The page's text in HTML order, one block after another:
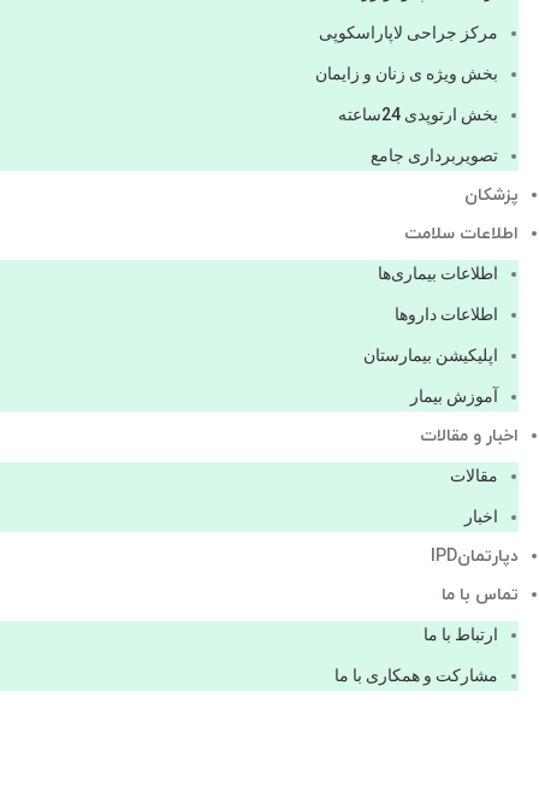
مرکز جراحی لاپاراسکوپی
بخش ویژه ی زنان و زایمان
بخش ارتوپدی 24ساعته
تصویربرداری جامع
پزشكان
اطلاعات سلامت
اطلاعات بیماری‌ها
اطلاعات دارو‌ها
اپليكيشن بيمارستان
آموزش بیمار
اخبار و مقالات
مقالات
اخبار
دپارتمانIPD
تماس با ما
ارتباط با ما
مشاركت و همكاری با ما